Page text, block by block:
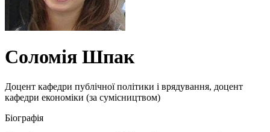
Соломія Шпак
Доцент кафедри публічної політики і врядування, доцент
кафедри економіки (за сумісництвом)
Біографія